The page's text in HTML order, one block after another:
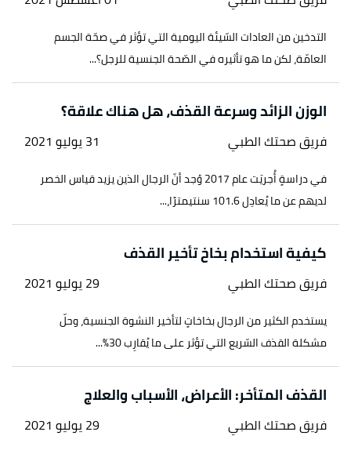
التدخين من العادات السّيئة اليومية التي تؤثر في صحّة الجسم
العامّة، لكن ما هو تأثيره في الصّحة الجنسية للرجل؟...
الوزن الزائد وسرعة القذف، هل هناك علاقة؟
فريق صحتك الطبي 31 يوليو 2021
في دراسةٍ أُجريَت عام 2017 وُجد أنّ الرجال الذين يزيد قياس الخصر
لديهم عن ما يُعادِل 101.6 سنتيمترًا،...
كيفية استخدام بخاخ تأخير القذف
فريق صحتك الطبي 29 يوليو 2021
يستخدم الكثير من الرجال بخاخاتٍ لتأخير النشوة الجنسية، وحلّ
مشكلة القذف السّريع التي تؤثر على ما يُقارِب 30%...
القذف المتأخر: الأعراض، الأسباب والعلاج
فريق صحتك الطبي 29 يوليو 2021